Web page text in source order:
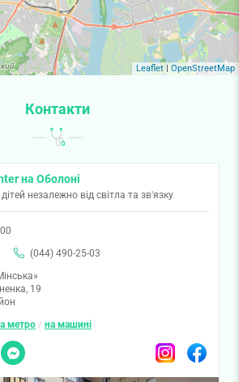
Leaflet OpenStreetMap
Контакти
на Оболоні
незалежно від світла та зв'язку
(044) 490-25-03
19
метро / на машині
Messenger InstagramFacebook